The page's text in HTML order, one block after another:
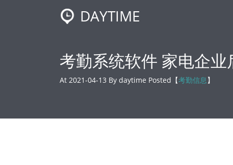
DAYTIME
考勤系统软件 家电企
At 2021-04-13 By daytime Posted【考勤信息】